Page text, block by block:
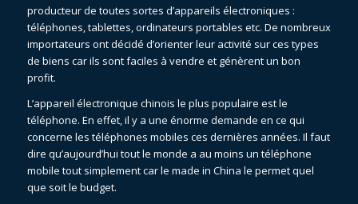
producteur de toutes sortes d’appareils électroniques :
téléphones, tablettes, ordinateurs portables etc. De nombreux
importateurs ont décidé d’orienter leur activité sur ces types
de biens car ils sont faciles à vendre et génèrent un bon
profit.
L’appareil électronique chinois le plus populaire est le
téléphone. En effet, il y a une énorme demande en ce qui
concerne les téléphones mobiles ces dernières années. Il faut
dire qu’aujourd’hui tout le monde a au moins un téléphone
mobile tout simplement car le made in China le permet quel
que soit le budget.